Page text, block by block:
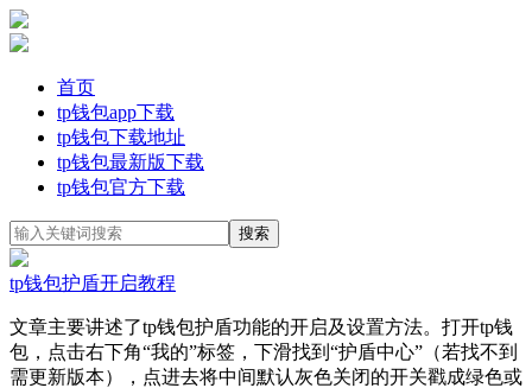
首页
tp钱包app下载
tp钱包下载地址
tp钱包最新版下载
tp钱包官方下载
tp钱包护盾开启教程
文章主要讲述了tp钱包护盾功能的开启及设置方法。打开tp钱
包，点击右下角“我的”标签，下滑找到“护盾中心”（若找不到
需更新版本），点进去将中间默认灰色关闭的开关戳成绿色或